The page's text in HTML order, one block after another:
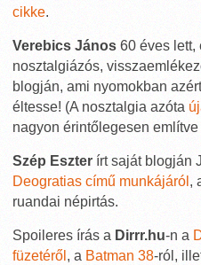
cikke.
Verebics János 60 éves lett,
nosztalgiázós,
blogján, ami nyomokban
éltesse! (A nosztalgia azóta
nagyon érintőlegesen
Szép Eszter írt saját blogján
Deogratias című munkájáról ,
ruandai népirtás.
Spoileres írás a Dirrr.hu-n a
füzetéről , a Batman 38-ról,